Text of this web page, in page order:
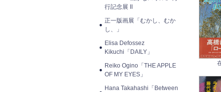
行記念展 II
正一版画展「むかし、むか
し、」
Elisa Defossez
Kikuchi「DAILY」
Reiko Ogino「THE APPLE
OF MY EYES」
Hana Takahashi「Between